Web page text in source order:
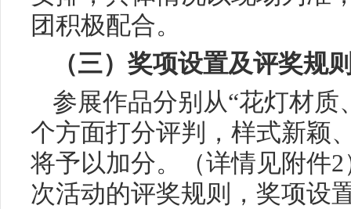
团积极配合。
（三）奖项设置及评奖规
参展作品分别从“花灯材
个方面打分评判，样式新颖
将予以加分。（详情见附件
次活动的评奖规则，奖项设